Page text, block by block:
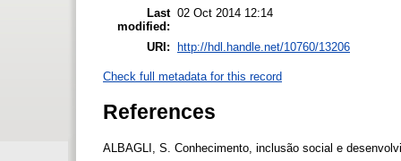
Last
modified:
02 Oct 2014 12:14
URI: http://hdl.handle.net/10760/13206
Check full metadata for this record
References
ALBAGLI, S. Conhecimento, inclusão social e